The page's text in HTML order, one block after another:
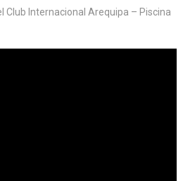
Club Internacional Arequipa – Piscina